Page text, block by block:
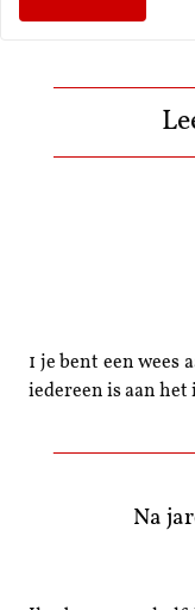
1 je bent een
iedereen is aan
Na